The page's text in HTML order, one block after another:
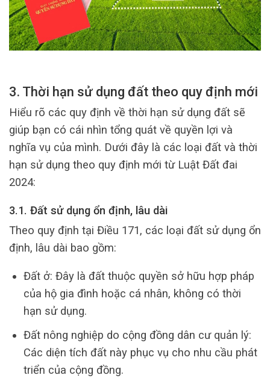
3. Thời hạn sử dụng đất theo quy định mới
Hiểu rõ các quy định về thời hạn sử dụng đất sẽ
giúp bạn có cái nhìn tổng quát về quyền lợi và
nghĩa vụ của mình. Dưới đây là các loại đất và thời
hạn sử dụng theo quy định mới từ Luật Đất đai
2024:
3.1. Đất sử dụng ổn định, lâu dài
Theo quy định tại Điều 171, các loại đất sử dụng ổn
định, lâu dài bao gồm:
Đất ở: Đây là đất thuộc quyền sở hữu hợp pháp
của hộ gia đình hoặc cá nhân, không có thời
hạn sử dụng.
Đất nông nghiệp do cộng đồng dân cư quản lý:
Các diện tích đất này phục vụ cho nhu cầu phát
triển của cộng đồng.